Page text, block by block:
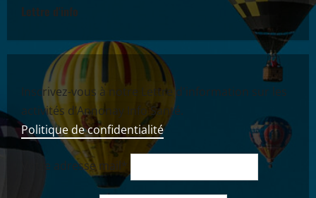
Lettre d'info
Inscrivez-vous à notre Lettre d'information sur les
activités d’Annonay Info Santé.
Politique de confidentialité
Votre adresse mail*